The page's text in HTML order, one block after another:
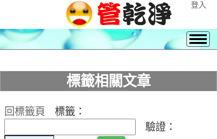
登入
標籤相關文章
回標籤頁
標籤：
驗證：